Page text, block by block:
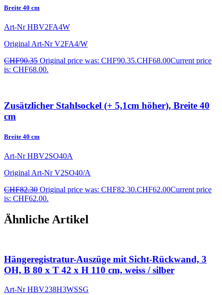
Breite 40 cm
Art-NrHBV2FA4W
Original Art-NrV2FA4/W
CHF90.35 Original price was: CHF90.35.CHF68.00Current price
is: CHF68.00.
Zusätzlicher Stahlsockel (+ 5,1cm höher), Breite 40
cm
Breite 40 cm
Art-NrHBV2SO40A
Original Art-NrV2SO40/A
CHF82.30 Original price was: CHF82.30.CHF62.00Current price
is: CHF62.00.
Ähnliche Artikel
Hängeregistratur-Auszüge mit Sicht-Rückwand, 3
OH, B 80 x T 42 x H 110 cm, weiss / silber
Art-NrHBV238H3WSSG